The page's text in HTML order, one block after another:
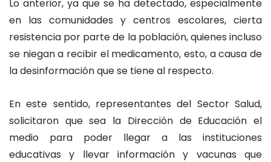
Lo anterior, ya que se ha detectado, especialmente
en las comunidades y centros escolares, cierta
resistencia por parte de la población, quienes incluso
se niegan a recibir el medicamento, esto, a causa de
la desinformación que se tiene al respecto.
En este sentido, representantes del Sector Salud,
solicitaron que sea la Dirección de Educación el
medio para poder llegar a las instituciones
educativas y llevar información y vacunas que